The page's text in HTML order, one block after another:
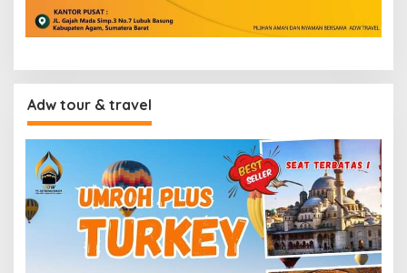
Adw tour & travel